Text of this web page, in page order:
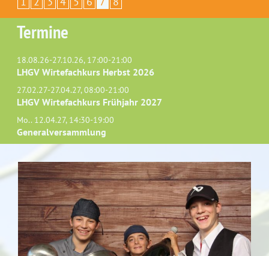
Termine
18.08.26-27.10.26, 17:00-21:00
LHGV Wirtefachkurs Herbst 2026
27.02.27-27.04.27, 08:00-21:00
LHGV Wirtefachkurs Frühjahr 2027
Mo.. 12.04.27, 14:30-19:00
Generalversammlung